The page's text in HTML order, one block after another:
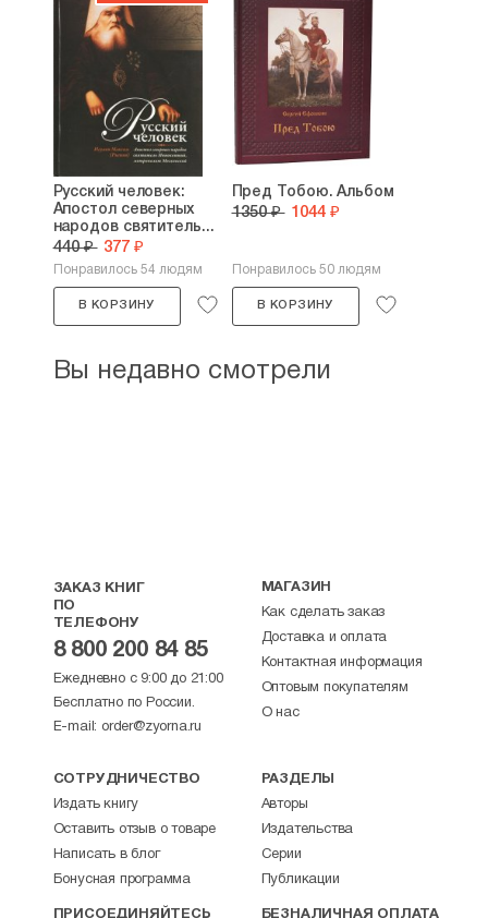
Русский человек:
Апостол северных
народов святитель...
440 ₽ 377 ₽
Понравилось 54 людям
В КОРЗИНУ
Пред Тобою. Альбом
1350 ₽ 1044 ₽
Понравилось 50 людям
В КОРЗИНУ
Вы недавно смотрели
ЗАКАЗ КНИГ
ПО
ТЕЛЕФОНУ
8 800 200 84 85
Ежедневно с 9:00 до 21:00
Бесплатно по России.
E-mail: order@zyorna.ru
МАГАЗИН
Как сделать заказ
Доставка и оплата
Контактная информация
Оптовым покупателям
О нас
СОТРУДНИЧЕСТВО
Издать книгу
Оставить отзыв о товаре
Написать в блог
Бонусная программа
РАЗДЕЛЫ
Авторы
Издательства
Серии
Публикации
ПРИСОЕДИНЯЙТЕСЬ БЕЗНАЛИЧНАЯ ОПЛАТА